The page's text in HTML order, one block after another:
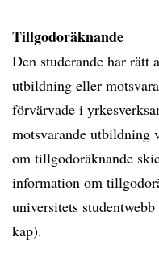
Tillgodoräknande
Den studerande har rätt
utbildning eller
förvärvade i
motsvarande utbildning
om tillgodoräknande
information om
universitets
kap).